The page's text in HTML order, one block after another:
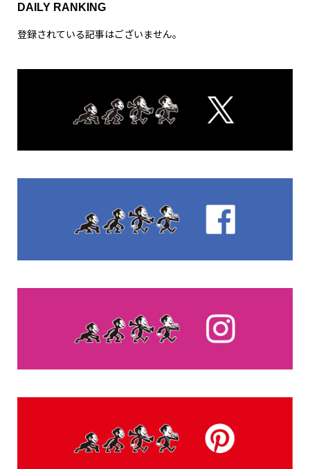
DAILY RANKING
登録されている記事はございません。